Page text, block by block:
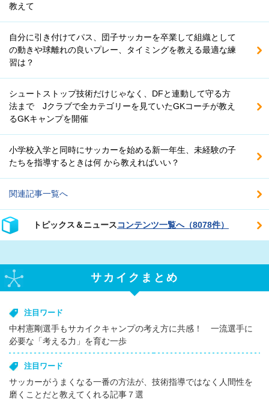
教えて
自分に引き付けてパス、団子サッカーを卒業して組織として
の動きや球離れの良いプレー、タイミングを教える最適な練
習は？
シュートストップ技術だけじゃなく、DFと連動して守る方
法まで Jクラブで全カテゴリーを見ていたGKコーチが教え
るGKキャンプを開催
小学校入学と同時にサッカーを始める新一年生、未経験の子
たちを指導するときは何 から教えればいい？
関連記事一覧へ
トピックス＆ニュースコンテンツ一覧へ（8078件）
サカイクまとめ
注目ワード
中村憲剛選手もサカイクキャンプの考え方に共感！ 一流選手に
必要な「考える力」を育む一歩
注目ワード
サッカーがうまくなる一番の方法が、技術指導ではなく人間性を
磨くことだと教えてくれる記事７選